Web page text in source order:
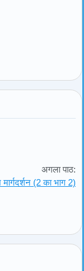
अगला पाठ:
(2 का भाग 2)